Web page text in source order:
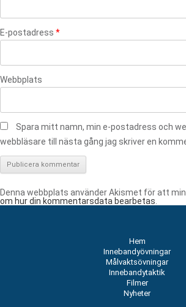
E-postadress *
Webbplats
Spara mitt namn, min e-postadress och
webbläsare till nästa gång jag skriver en
Denna webbplats använder Akismet för att
om hur din kommentarsdata bearbetas
Hem
Innebandyövningar
Målvaktsövningar
Innebandytaktik
Filmer
Nyheter